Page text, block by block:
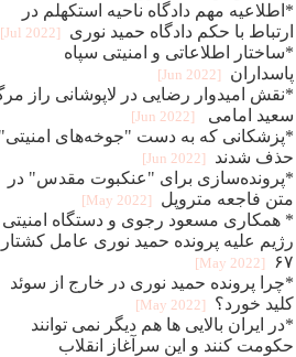
*اطلاعیه مهم دادگاه ناحیه استکهلم در
ارتباط با حکم دادگاه حمید نوری
[2022 Jul]
*ساختار اطلاعاتی و امنیتی سپاه
پاسداران
[2022 Jun]
*نقش امیدوار رضایی در لاپوشانی راز
سعید امامی
[2022 Jun]
*پزشکانی که به دست "جوخه‌های
حذف شدند
[2022 Jun]
*پرونده‌سازی برای "عنکبوت مقدس" در
متن فاجعه متروپل
[2022 May]
* همکاری مسعود رجوی و دستگاه امنیتی
رژیم علیه پرونده حمید نوری عامل کشتار
۶۷
[2022 May]
*چرا پرونده حمید نوری در خارج از سوئد
کلید خورد؟
[2022 May]
*در ایران بالایی ها هم دیگر نمی توانند
حکومت کنند و این سرآغاز انقلاب